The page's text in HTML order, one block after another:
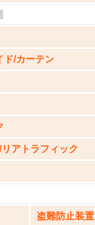
ド/カーテン
アトラフィック
盗難防止装置